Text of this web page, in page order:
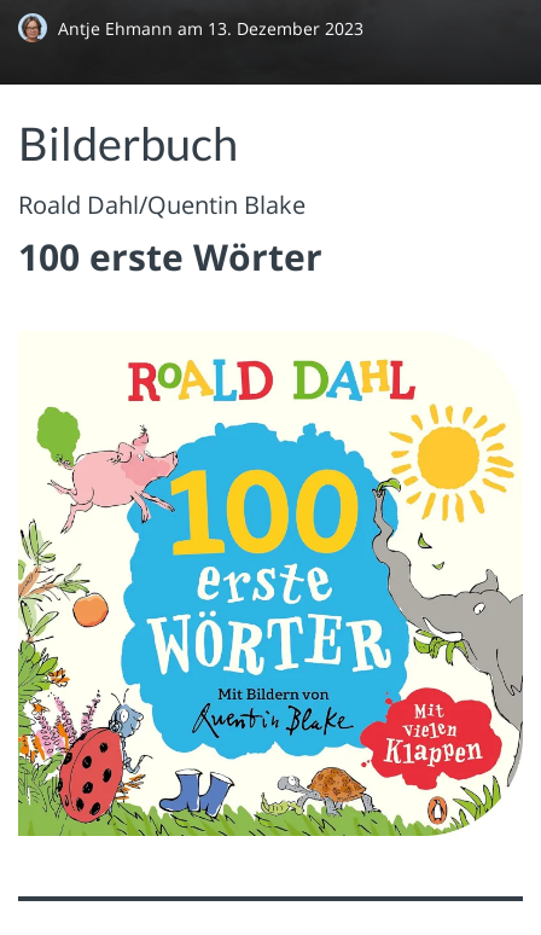
Antje Ehmann am 13. Dezember 2023
Bilderbuch
Roald Dahl/Quentin Blake
100 erste Wörter